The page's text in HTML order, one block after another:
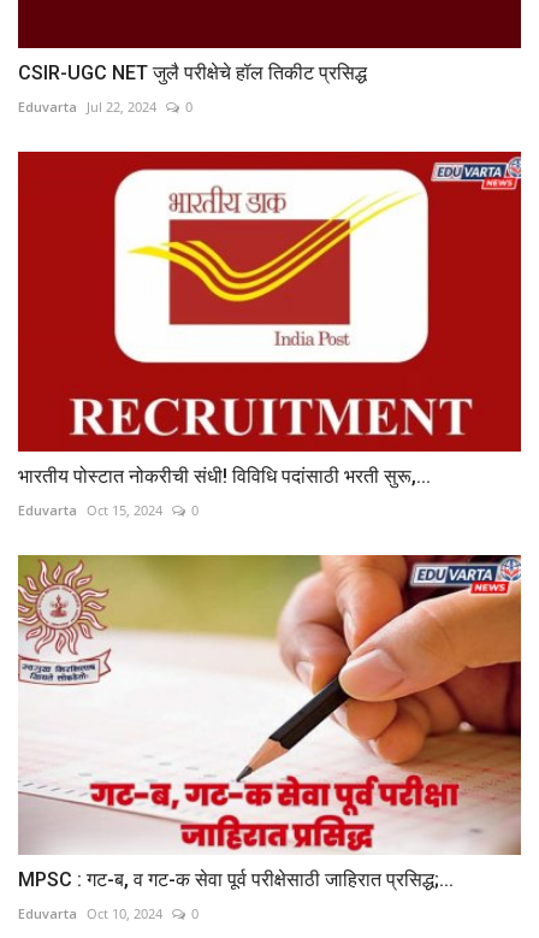
CSIR-UGC NET जुलै परीक्षेचे हॉल तिकीट प्रसिद्ध
Eduvarta Jul 22, 2024 0
भारतीय पोस्टात नोकरीची संधी! विविधि पदांसाठी भरती सुरू,...
Eduvarta Oct 15, 2024 0
MPSC : गट-ब, व गट-क सेवा पूर्व परीक्षेसाठी जाहिरात प्रसिद्ध;...
Eduvarta Oct 10, 2024 0